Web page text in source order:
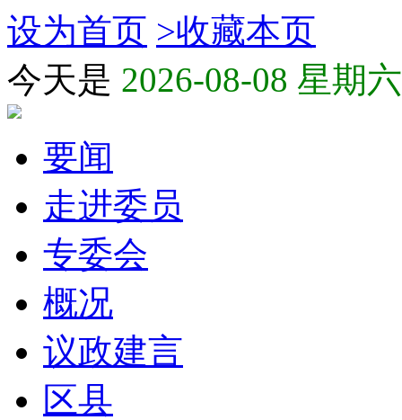
设为首页 >收藏本页
今天是 2026-08-08 星期六
要闻
走进委员
专委会
概况
议政建言
区县